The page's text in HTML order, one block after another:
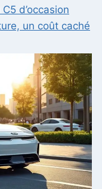
d’occasion
un coût caché